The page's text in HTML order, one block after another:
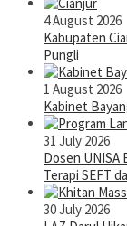
4 August 2026
Kabupaten
Pungli
1 August 2026
Kabinet
31 July 2026
Dosen UNISA
Terapi SEFT
30 July 2026